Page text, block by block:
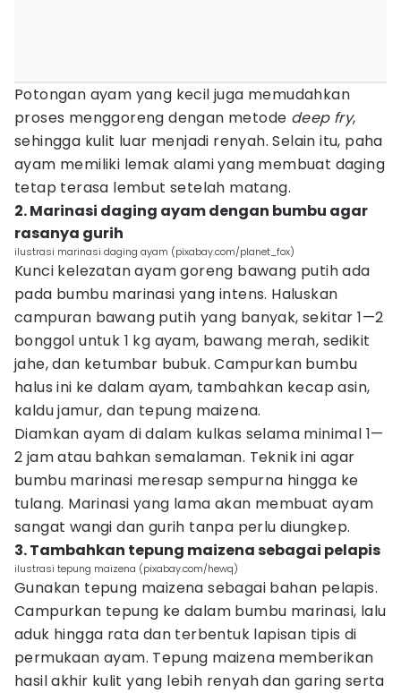
Potongan ayam yang kecil juga memudahkan
proses menggoreng dengan metode deep fry,
sehingga kulit luar menjadi renyah. Selain itu, paha
ayam memiliki lemak alami yang membuat daging
tetap terasa lembut setelah matang.
2. Marinasi daging ayam dengan bumbu agar
rasanya gurih
ilustrasi marinasi daging ayam (pixabay.com/planet_fox)
Kunci kelezatan ayam goreng bawang putih ada
pada bumbu marinasi yang intens. Haluskan
campuran bawang putih yang banyak, sekitar 1—2
bonggol untuk 1 kg ayam, bawang merah, sedikit
jahe, dan ketumbar bubuk. Campurkan bumbu
halus ini ke dalam ayam, tambahkan kecap asin,
kaldu jamur, dan tepung maizena.
Diamkan ayam di dalam kulkas selama minimal 1—
2 jam atau bahkan semalaman. Teknik ini agar
bumbu marinasi meresap sempurna hingga ke
tulang. Marinasi yang lama akan membuat ayam
sangat wangi dan gurih tanpa perlu diungkep.
3. Tambahkan tepung maizena sebagai pelapis
ilustrasi tepung maizena (pixabay.com/hewq)
Gunakan tepung maizena sebagai bahan pelapis.
Campurkan tepung ke dalam bumbu marinasi, lalu
aduk hingga rata dan terbentuk lapisan tipis di
permukaan ayam. Tepung maizena memberikan
hasil akhir kulit yang lebih renyah dan garing serta